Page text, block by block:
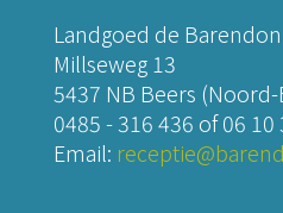
Landgoed de
Millseweg 13
5437 NB Beers
0485 - 316 436 of06 10
Email: